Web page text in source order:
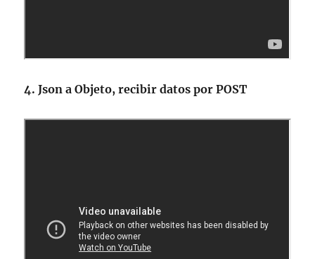
4. Json a Objeto, recibir datos por POST